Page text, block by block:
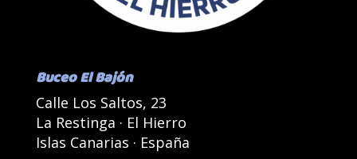
Buceo El Bajón
Calle Los Saltos, 23
La Restinga · El Hierro
Islas Canarias · España